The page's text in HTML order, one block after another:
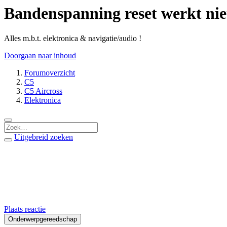
Bandenspanning reset werkt
Alles m.b.t. elektronica & navigatie/audio !
Doorgaan naar inhoud
Forumoverzicht
C5
C5 Aircross
Elektronica
Uitgebreid zoeken
Plaats reactie
Onderwerpgereedschap